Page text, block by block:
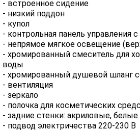
- встроенное сидение
- низкий поддон
- купол
- контрольная панель управления
- непрямое мягкое освещение
- хромированный смеситель для
воды
- хромированный душевой шланг
- вентиляция
- зеркало
- полочка для косметических
- задние стенки: акриловые, белые
- подвод электричества 220-230 В